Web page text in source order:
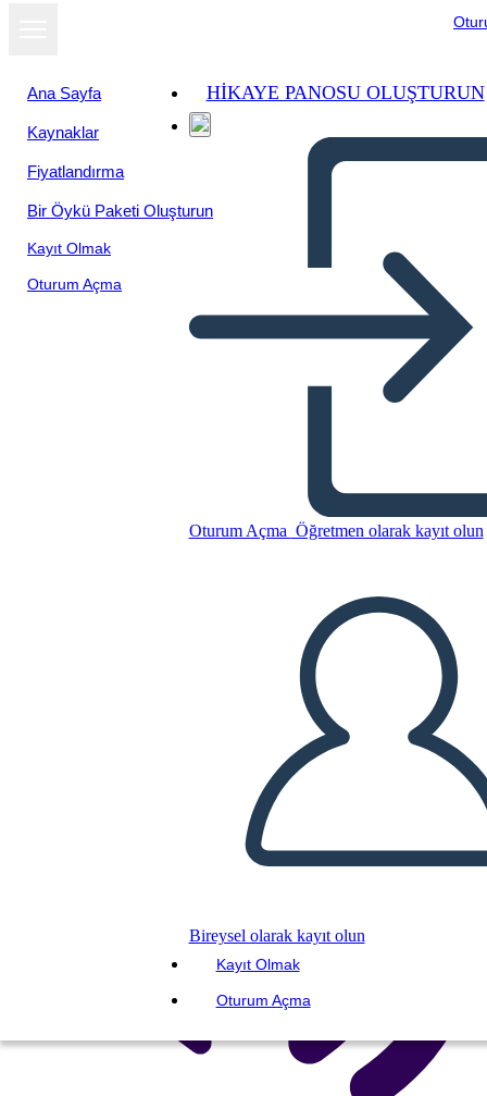
Ana Sayfa
Kaynaklar
Fiyatlandırma
Bir Öykü Paketi Oluşturun
Kayıt Olmak
Oturum Açma
HIKAYE PANOSU OLUŞTURUN
Oturum Açma Öğretmen olarak kayıt olun
Bireysel olarak kayıt olun
Kayıt Olmak
Oturum Açma
SLAYT GÖSTERİSİNİ OYNAT
BENİ OKU